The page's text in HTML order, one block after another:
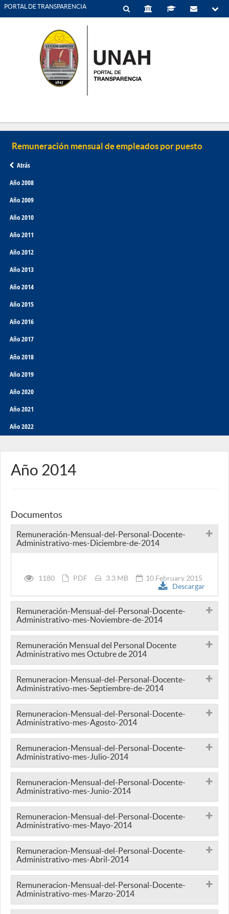
PORTAL DE TRANSPARENCIA
Atrás
Año 2008
Año 2009
Año 2010
Año 2011
Año 2012
Año 2013
Año 2014
Año 2015
Año 2016
Año 2017
Año 2018
Año 2019
Año 2020
Año 2021
Año 2022
Año 2014
Documentos
Remuneración-Mensual-del-Personal-Docente-
Administrativo-mes-Diciembre-de-2014
1180 PDF 3.3 MB
10 February 2015
Descargar
Remuneración-Mensual-del-Personal-Docente-
Administrativo-mes-Noviembre-de-2014
Remuneración Mensual del Personal Docente
Administrativo mes Octubre de 2014
Remuneracion-Mensual-del-Personal-Docente-
Administrativo-mes-Septiembre-de-2014
Remuneracion-Mensual-del-Personal-Docente-
Administrativo-mes-Agosto-2014
Remuneracion-Mensual-del-Personal-Docente-
Administrativo-mes-Julio-2014
Remuneracion-Mensual-del-Personal-Docente-
Administrativo-mes-Junio-2014
Remuneracion-Mensual-del-Personal-Docente-
Administrativo-mes-Mayo-2014
Remuneracion-Mensual-del-Personal-Docente-
Administrativo-mes-Abril-2014
Remuneracion-Mensual-del-Personal-Docente-
Administrativo-mes-Marzo-2014